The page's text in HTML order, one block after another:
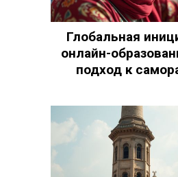
Глобальная
онлайн-
подход к